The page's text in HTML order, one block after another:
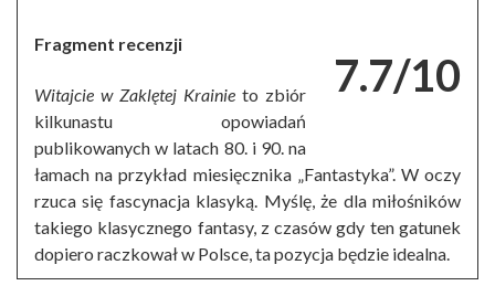
7.7/10
Fragment recenzji
Witajcie w Zaklętej Krainie to zbiór
kilkunastu opowiadań
publikowanych w latach 80. i 90. na
łamach na przykład miesięcznika „Fantastyka”. W oczy
rzuca się fascynacja klasyką. Myślę, że dla miłośników
takiego klasycznego fantasy, z czasów gdy ten gatunek
dopiero raczkował w Polsce, ta pozycja będzie idealna.